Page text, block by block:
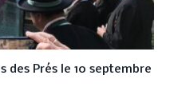
des Prés le 10 septembre